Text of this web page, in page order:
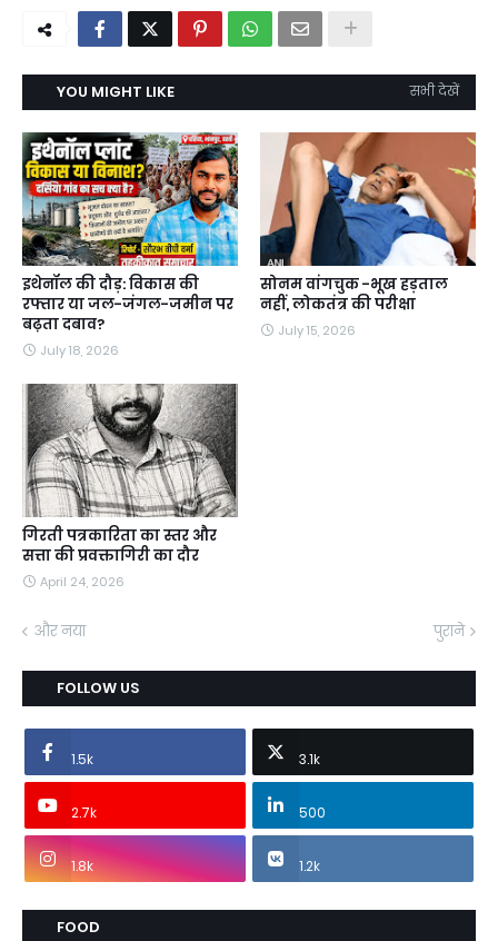
YOU MIGHT LIKE सभी देखें
इथेनॉल की दौड़: विकास की
रफ्तार या जल-जंगल-जमीन पर
बढ़ता दबाव?
July 18, 2026
सोनम वांगचुक -भूख हड़ताल
नहीं, लोकतंत्र की परीक्षा
July 15, 2026
गिरती पत्रकारिता का स्तर और
सत्ता की प्रवक्तागिरी का दौर
April 24, 2026
और नया पुराने
FOLLOW US
1.5k 3.1k
2.7k 500
1.8k 1.2k
FOOD